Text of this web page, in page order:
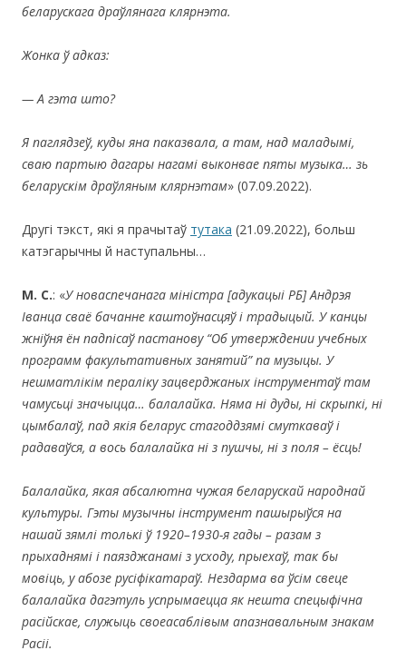
беларускага драўлянага клярнэта.
Жонка ў адказ:
— А гэта што?
Я паглядзеў, куды яна паказвала, а там, над маладымі,
сваю партыю дагары нагамі выконвае пяты музыка… зь
беларускім драўляным клярнэтам» (07.09.2022).
Другі тэкст, які я прачытаў тутака (21.09.2022), больш
катэгарычны й наступальны…
М. С.: «У новаспечанага міністра [адукацыі РБ] Андрэя
Іванца сваё бачанне каштоўнасцяў і традыцый. У канцы
жніўня ён падпісаў пастанову “Об утверждении учебных
программ факультативных занятий” па музыцы. У
нешматлікім пераліку зацверджаных інструментаў там
чамусьці значыцца… балалайка. Няма ні дуды, ні скрыпкі, ні
цымбалаў, пад якія беларус стагоддзямі смуткаваў і
радаваўся, а вось балалайка ні з пушчы, ні з поля – ёсць!
Балалайка, якая абсалютна чужая беларускай народнай
культуры. Гэты музычны інструмент пашырыўся на
нашай зямлі толькі ў 1920–1930-я гады – разам з
прыхаднямі і паязджанамі з усходу, прыехаў, так бы
мовіць, у абозе русіфікатараў. Нездарма ва ўсім свеце
балалайка дагэтуль успрымаецца як нешта спецыфічна
расійскае, служыць своеасаблівым апазнавальным знакам
Расіі.